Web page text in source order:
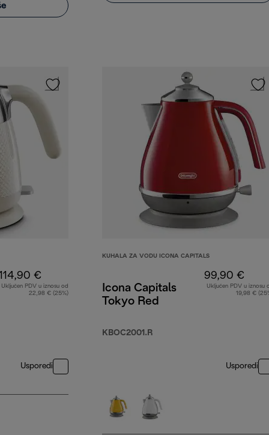
€
Uključen PDV u iznosu od
22,98 € (25%)
Usporedi
KUHALA ZA VODU ICONA CAPITALS
Icona Capitals
Tokyo Red
KBOC2001.R
99,90 €
Uključen PDV u iznosu
19,98 €
Usporedi